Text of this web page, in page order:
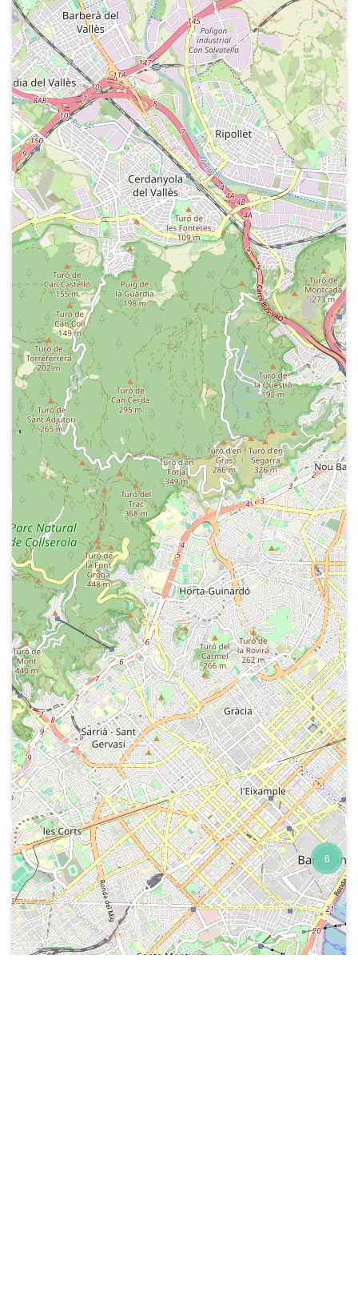
6
Lectura de la lliçó inaugural del curs
sobre "La ràdio local", per Jorge
Arandes, director de la seu de
Barcelona de l'nstituto Oficial de
Radiodifusión y Televisión. Paraules de
Victoriano Fernández Asís, director de
l'nstituto Oficial de Radiodifusión y
Televisión sobre Catalunya.
1979-12-13
Ràdio 4
Jorge Arandes recorda com va ser la
proposta de crear Ràdio 4, a l'estiu de
l'any 1976, i com van ser els seus inicis
1986-10-25
Ràdio 4 - La ràdio a Catalunya
Jorge Arandes parla del programa
"Fantasía" fet a Radio Nacional de
España Barcelona.
1986-12-27
Ràdio 4 - La ràdio a Catalunya
Jorge Arandes parla de les
transmissions d'òpera des del Gran
Tetare del Liceu de Barcelona, per RNE.
Fragment d'una transmissió en la qual
parla el comentarista Doctor Josep
Maria Colomer Pujol.
1969-06-08
Radio Nacional de España Barcelona -
Fantasía
Sintonia del programa, presentació i
record dels 20 anys de RNE a Barcelona
i del que va ser el programa "Fantasía".
1964
Radio Nacional de España - Historia
del cine musical
Careta i presentació de l'últim
programa dedicat a 37 anys de cinema
musical.
1984-06-30
Radio 5 (Radio Peninsular)
Tancament de l'emissora. Paraules de
Jorge Arandes, ex director de RNE a
Barcelona.